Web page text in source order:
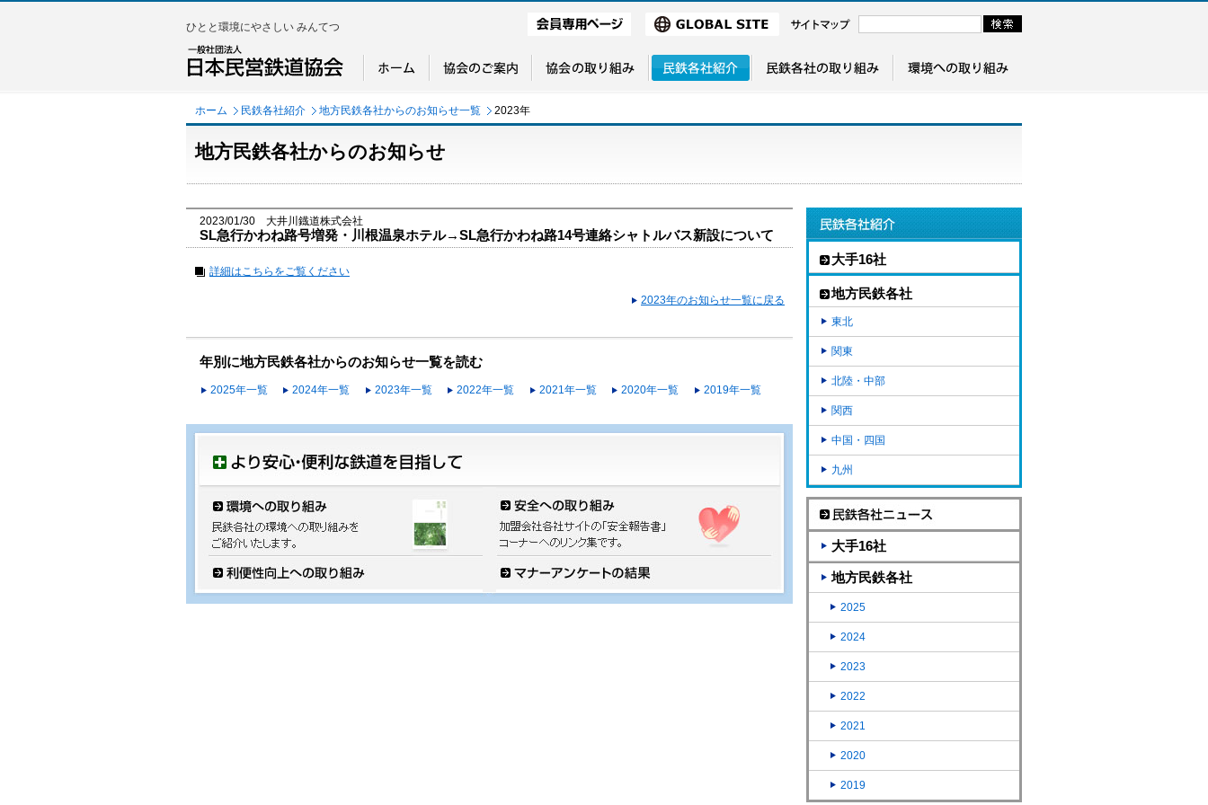
ひとと環境にやさしい みんてつ
ホーム 民鉄各社紹介 地方民鉄各社からのお知らせ一覧 2023年
地方民鉄各社からのお知らせ
2023/01/30 大井川鐡道株式会社
SL急行かわね路号増発・川根温泉ホテル→SL急行かわね路14号連絡シャトルバス新設について
詳細はこちらをご覧ください
2023年のお知らせ一覧に戻る
年別に地方民鉄各社からのお知らせ一覧を読む
2025年一覧 2024年一覧 2023年一覧 2022年一覧 2021年一覧 2020年一覧 2019年一覧
大手16社
地方民鉄各社
東北
関東
北陸・中部
関西
中国・四国
九州
大手16社
地方民鉄各社
2025
2024
2023
2022
2021
2020
2019